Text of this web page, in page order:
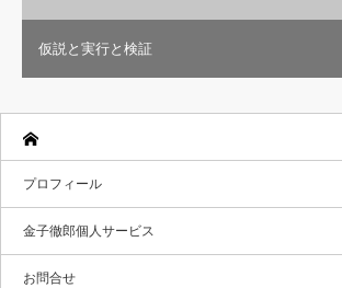
仮説と実行と検証
プロフィール
金子徹郎個人サービス
お問合せ